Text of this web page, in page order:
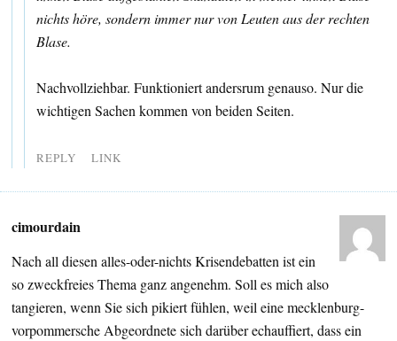
nichts höre, sondern immer nur von Leuten aus der rechten
Blase.
Nachvollziehbar. Funktioniert andersrum genauso. Nur die
wichtigen Sachen kommen von beiden Seiten.
REPLY LINK
cimourdain
Nach all diesen alles-oder-nichts Krisendebatten ist ein
so zweckfreies Thema ganz angenehm. Soll es mich also
tangieren, wenn Sie sich pikiert fühlen, weil eine mecklenburg-
vorpommersche Abgeordnete sich darüber echauffiert, dass ein